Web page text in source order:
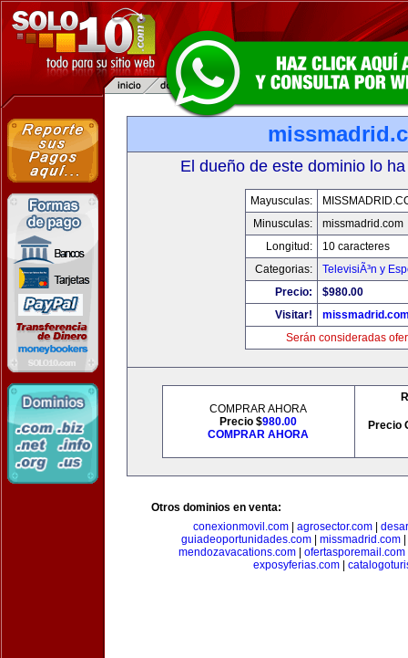
El dueño de este dominio lo
Mayusculas:
Minusculas:
missmadrid.com
Longitud:
10 caracteres
Categorias:
TelevisiÃ³n y
Precio:
$980.00
Visitar!
Serán consideradas
COMPRAR AHORA
Precio $980.00
COMPRAR AHORA
Precio
Otros dominios en venta:
conexionmovil.com
agrosector.com
guiadeoportunidades.com| missmadrid.com|
mendozavacations.com
ofertasporemail.com
exposyferias.com|